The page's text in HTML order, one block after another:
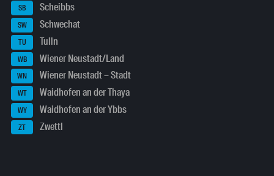
SB Scheibbs
SW Schwechat
TU Tulln
WB Wiener Neustadt/Land
WN Wiener Neustadt – Stadt
WT Waidhofen an der Thaya
WY Waidhofen an der Ybbs
ZT Zwettl